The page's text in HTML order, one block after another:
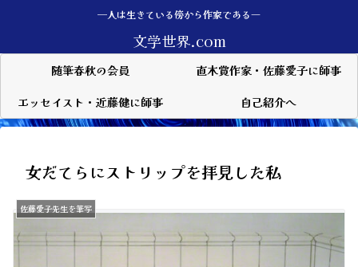
—人は生きている傍から作家である―
文学世界.com
随筆春秋の会員
直木賞作家・佐藤愛子に師事
エッセイスト・近藤健に師事
自己紹介へ
女だてらにストリップを拝見した私
佐藤愛子先生を筆写